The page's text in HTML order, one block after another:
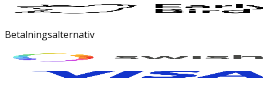
Betalningsalternativ